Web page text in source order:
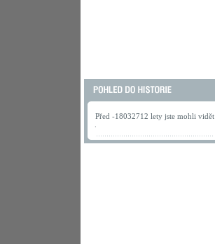
Před -18032712 lety jste mohli vidět